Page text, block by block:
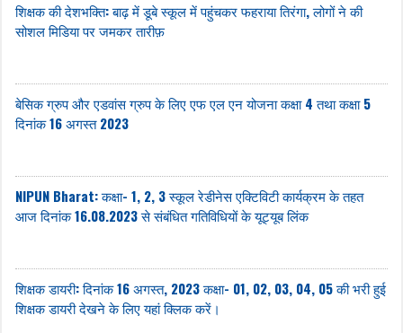
शिक्षक की देशभक्ति: बाढ़ में डूबे स्कूल में पहुंचकर फहराया तिरंगा, लोगों ने की
सोशल मिडिया पर जमकर तारीफ़
बेसिक ग्रुप और एडवांस ग्रुप के लिए एफ एल एन योजना कक्षा 4 तथा कक्षा 5
दिनांक 16 अगस्त 2023
NIPUN Bharat: कक्षा- 1, 2, 3 स्कूल रेडीनेस एक्टिविटी कार्यक्रम के तहत
आज दिनांक 16.08.2023 से संबंधित गतिविधियों के यूट्यूब लिंक
शिक्षक डायरी: दिनांक 16 अगस्त, 2023 कक्षा- 01, 02, 03, 04, 05 की भरी हुई
शिक्षक डायरी देखने के लिए यहां क्लिक करें।